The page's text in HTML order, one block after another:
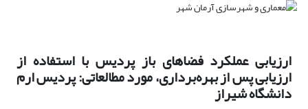
ارزیابی عملکرد فضاهای باز پردیس با استفاده از
ارزیابی پس از بهره‌برداری، مورد مطالعاتی: پردیس ارم
دانشگاه شیراز